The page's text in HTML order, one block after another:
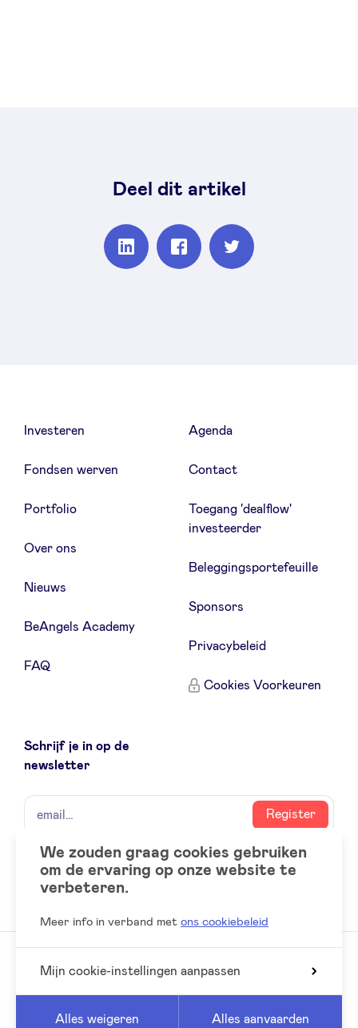
Deel dit artikel
PartagerPartagerPartager
Investeren
Fondsen werven
Portfolio
Over ons
Nieuws
BeAngels Academy
FAQ
Agenda
Contact
Toegang 'dealflow'
investeerder
Beleggingsportefeuille
Sponsors
Privacybeleid
Cookies Voorkeuren
Schrijf je in op de
newsletter
naam
email
Register
Social
accounts
LinkedIn
We zouden graag cookies gebruiken
om de ervaring op onze website te
verbeteren.
Meer info in verband met ons cookiebeleid
Mijn cookie-instellingen aanpassen
Alles weigeren Alles aanvaarden